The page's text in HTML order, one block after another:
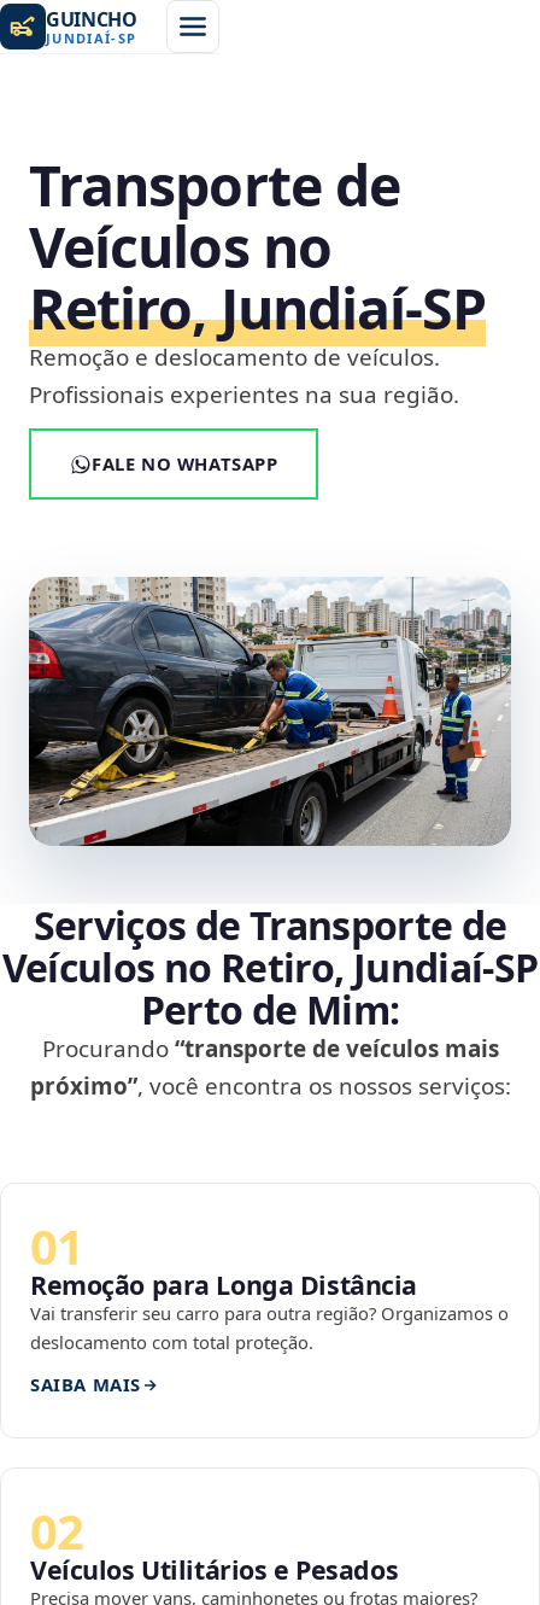
GUINCHO
JUNDIAÍ-SP
Transporte de
Veículos no
Retiro, Jundiaí‑SP
Remoção e deslocamento de veículos.
Profissionais experientes na sua região.
FALE NO WHATSAPP
Serviços de Transporte de
Veículos no Retiro, Jundiaí‑SP
Perto de Mim:
Procurando“transporte de veículos mais
próximo”, você encontra os nossos serviços:
01
Remoção para Longa Distância
Vai transferir seu carro para outra região? Organizamos o
deslocamento com total proteção.
SAIBA MAIS
02
Veículos Utilitários e Pesados
Precisa mover vans, caminhonetes ou frotas maiores?